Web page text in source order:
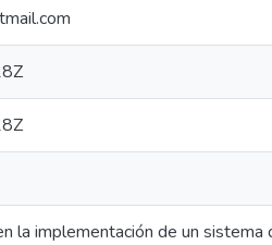
la implementación de un